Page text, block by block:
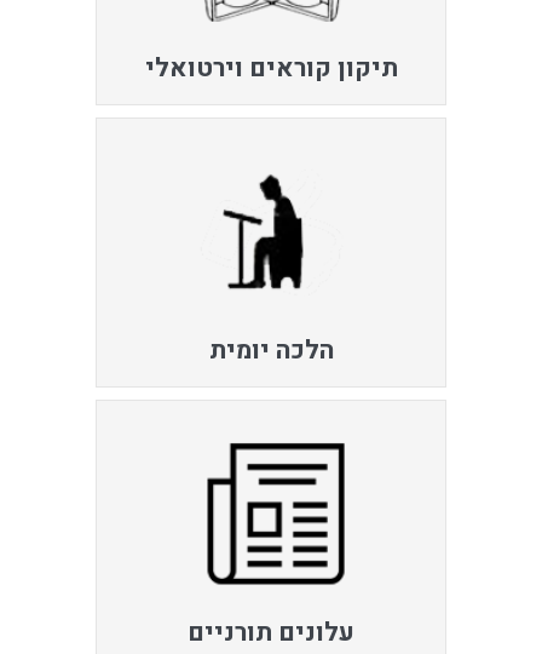
תיקון קוראים וירטואלי
הלכה יומית
עלונים תורניים